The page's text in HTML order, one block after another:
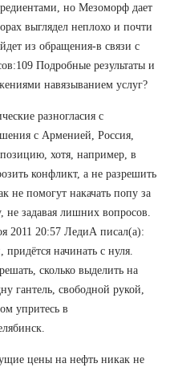
но Мезоморф дает
выглядел неплохо и почти
из обращения-в связи с
Подробные результаты и
навязыванием услуг?
разногласия с
с Арменией, Россия,
хотя, например, в
конфликт, а не разрешить
не помогут накачать попу за
задавая лишних вопросов.
2011 20:57 ЛедиА писал(а):
начинать с нуля.
сколько выделить на
гантель, свободной рукой,
упритесь в
цены на нефть никак не